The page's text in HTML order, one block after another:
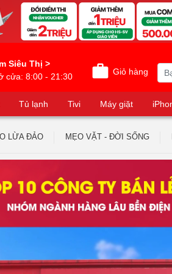
Siêu Thị >
cửa: 8:00 - 21:30
Giỏ hàng
Tủ lạnh Tivi Máy giặt
LỪA ĐẢO MẸO VẶT - ĐỜI SỐNG